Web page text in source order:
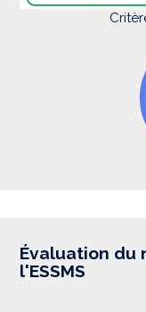
Évaluation du
l'ESSMS